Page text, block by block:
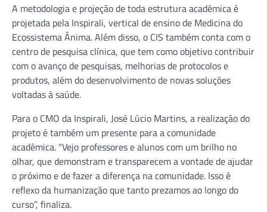
A metodologia e projeção de toda estrutura acadêmica é
projetada pela Inspirali, vertical de ensino de Medicina do
Ecossistema Ânima. Além disso, o CIS também conta com o
centro de pesquisa clínica, que tem como objetivo contribuir
com o avanço de pesquisas, melhorias de protocolos e
produtos, além do desenvolvimento de novas soluções
voltadas à saúde.
Para o CMO da Inspirali, José Lúcio Martins, a realização do
projeto é também um presente para a comunidade
acadêmica. “Vejo professores e alunos com um brilho no
olhar, que demonstram e transparecem a vontade de ajudar
o próximo e de fazer a diferença na comunidade. Isso é
reflexo da humanização que tanto prezamos ao longo do
curso”, finaliza.